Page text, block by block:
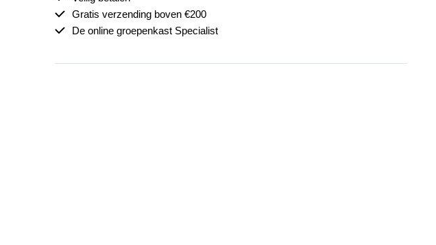
Gratis verzending boven €200
De online groepenkast Specialist